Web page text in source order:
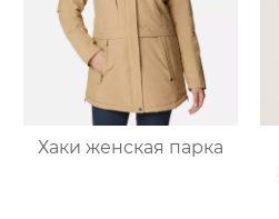
Хаки женская парка